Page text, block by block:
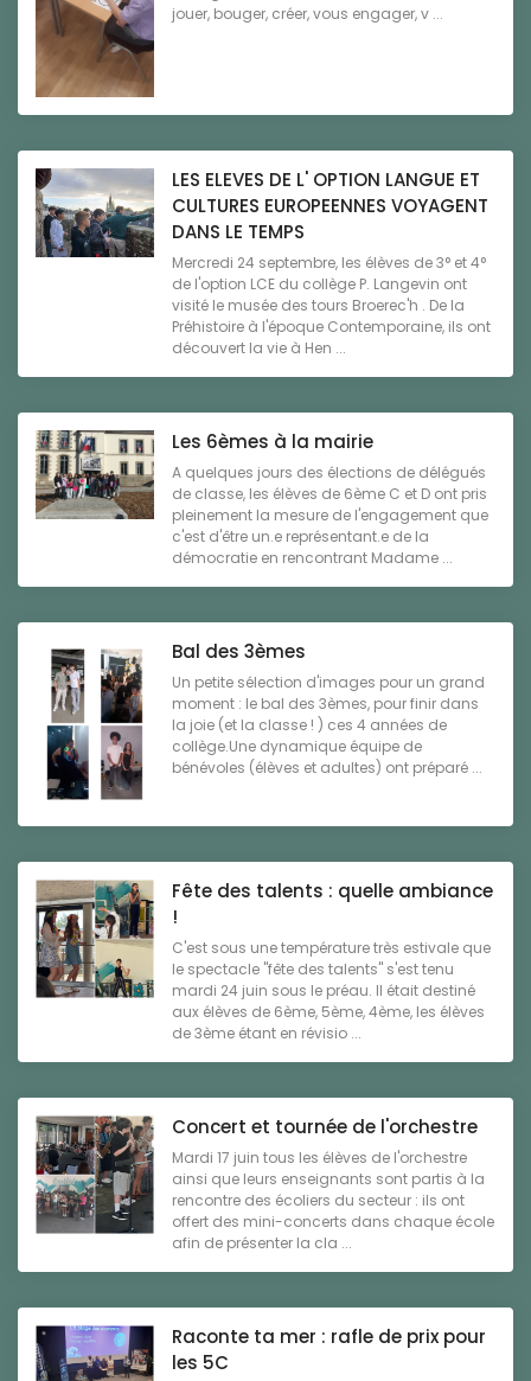
jouer, bouger, créer, vous engager, v ...
LES ELEVES DE L' OPTION LANGUE ET
CULTURES EUROPEENNES VOYAGENT
DANS LE TEMPS
Mercredi 24 septembre, les élèves de 3° et 4°
de l'option LCE du collège P. Langevin ont
visité le musée des tours Broerec'h . De la
Préhistoire à l'époque Contemporaine, ils ont
découvert la vie à Hen ...
Les 6èmes à la mairie
A quelques jours des élections de délégués
de classe, les élèves de 6ème C et D ont pris
pleinement la mesure de l'engagement que
c'est d'être un.e représentant.e de la
démocratie en rencontrant Madame ...
Bal des 3èmes
Un petite sélection d'images pour un grand
moment : le bal des 3èmes, pour finir dans
la joie (et la classe ! ) ces 4 années de
collège.Une dynamique équipe de
bénévoles (élèves et adultes) ont préparé ...
Fête des talents : quelle ambiance
!
C'est sous une température très estivale que
le spectacle "fête des talents" s'est tenu
mardi 24 juin sous le préau. Il était destiné
aux élèves de 6ème, 5ème, 4ème, les élèves
de 3ème étant en révisio ...
Concert et tournée de l'orchestre
Mardi 17 juin tous les élèves de l'orchestre
ainsi que leurs enseignants sont partis à la
rencontre des écoliers du secteur : ils ont
offert des mini-concerts dans chaque école
afin de présenter la cla ...
Raconte ta mer : rafle de prix pour
les 5C